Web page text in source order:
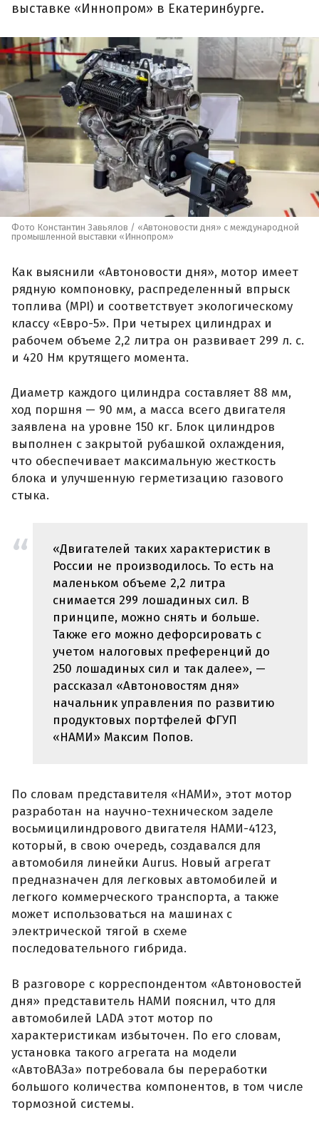
выставке «Иннопром» в Екатеринбурге.
Фото Константин Завьялов / «Автоновости дня» с международной
промышленной выставки «Иннопром»
Как выяснили «Автоновости дня», мотор имеет
рядную компоновку, распределенный впрыск
топлива (MPI) и соответствует экологическому
классу «Евро-5». При четырех цилиндрах и
рабочем объеме 2,2 литра он развивает 299 л. с.
и 420 Нм крутящего момента.
Диаметр каждого цилиндра составляет 88 мм,
ход поршня — 90 мм, а масса всего двигателя
заявлена на уровне 150 кг. Блок цилиндров
выполнен с закрытой рубашкой охлаждения,
что обеспечивает максимальную жесткость
блока и улучшенную герметизацию газового
стыка.
«Двигателей таких характеристик в
России не производилось. То есть на
маленьком объеме 2,2 литра
снимается 299 лошадиных сил. В
принципе, можно снять и больше.
Также его можно дефорсировать с
учетом налоговых преференций до
250 лошадиных сил и так далее», —
рассказал «Автоновостям дня»
начальник управления по развитию
продуктовых портфелей ФГУП
«НАМИ» Максим Попов.
По словам представителя «НАМИ», этот мотор
разработан на научно-техническом заделе
восьмицилиндрового двигателя НАМИ-4123,
который, в свою очередь, создавался для
автомобиля линейки Aurus. Новый агрегат
предназначен для легковых автомобилей и
легкого коммерческого транспорта, а также
может использоваться на машинах с
электрической тягой в схеме
последовательного гибрида.
В разговоре с корреспондентом «Автоновостей
дня» представитель НАМИ пояснил, что для
автомобилей LADA этот мотор по
характеристикам избыточен. По его словам,
установка такого агрегата на модели
«АвтоВАЗа» потребовала бы переработки
большого количества компонентов, в том числе
тормозной системы.